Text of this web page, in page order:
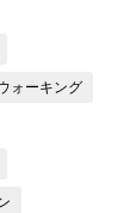
ォーキング